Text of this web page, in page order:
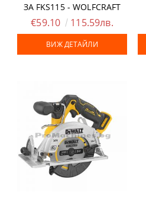
ЗА FKS115 - WOLFCRAFT
€59.10 115.59лв.
ВИЖ ДЕТАЙЛИ